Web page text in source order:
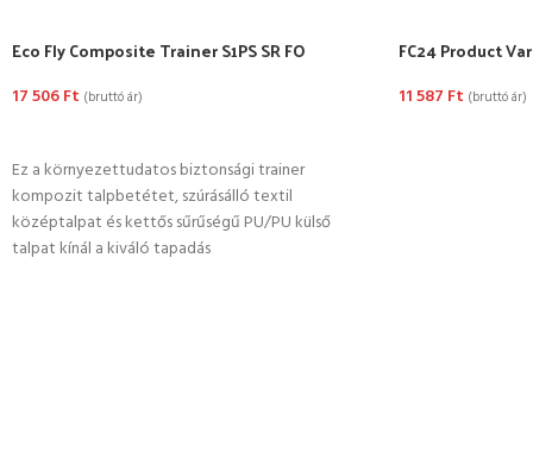
Eco Fly Composite Trainer S1PS SR FO
17 506Ft (bruttó ár)
Ez a környezettudatos biztonsági trainer
kompozit talpbetétet, szúrásálló textil
középtalpat és kettős sűrűségű PU/PU külső
talpat kínál a kiváló tapadás
FC24 Product
11 587 Ft (bruttó ár)